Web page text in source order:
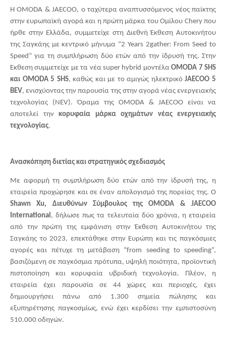
Η OMODA & JAECOO, ο ταχύτερα αναπτυσσόμενος νέος παίκτης
στην ευρωπαϊκή αγορά και η πρώτη μάρκα του Ομίλου Chery που
ήρθε στην Ελλάδα, συμμετείχε στη Διεθνή Έκθεση Αυτοκινήτου
της Σαγκάης με κεντρικό μήνυμα “2 Years 2gather: From Seed to
Speed” για τη συμπλήρωση δύο ετών από την ίδρυσή της. Στην
Έκθεση συμμετείχε με τα νέα super hybrid μοντέλαOMODA 7 SHS
και OMODA5 SHS, καθώς και με το αμιγώς ηλεκτρικόJAECOO 5
BEV, ενισχύοντας την παρουσία της στην αγορά νέας ενεργειακής
τεχνολογίας (NEV). Όραμα της OMODA & JAECOO είναι να
αποτελεί τηνκορυφαία μάρκα οχημάτων νέας ενεργειακής
τεχνολογίας.
Ανασκόπηση διετίας και στρατηγικός σχεδιασμός
Mε αφορμή τη συμπλήρωση δύο ετών από την ίδρυσή της, η
εταιρεία προχώρησε και σε έναν απολογισμό της πορείας της. Ο
Shawn
Xu, Διευθύνων Σύμβουλος τηςOMODA &JAECOO
International, δήλωσε πως τα τελευταία δύο χρόνια, η εταιρεία
από την πρώτη της εμφάνιση στην Έκθεση Αυτοκινήτου της
Σαγκάης το 2023, επεκτάθηκε στην Ευρώπη και τις παγκόσμιες
αγορές και πέτυχε τη μετάβαση “from seeding to speeding”,
βασιζόμενη σε παγκόσμια πρότυπα, υψηλή ποιότητα, προϊοντική
πιστοποίηση και κορυφαία υβριδική τεχνολογία. Πλέον, η
εταιρεία έχει παρουσία σε 44 χώρες και περιοχές, έχει
δημιουργήσει πάνω από 1.300 σημεία πώλησης και
εξυπηρέτησης παγκοσμίως, ενώ έχει κερδίσει την εμπιστοσύνη
510.000 οδηγών.